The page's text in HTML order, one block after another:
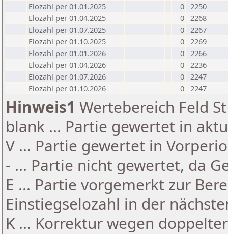
Elozahl per 01.01.2025
0 2250
Elozahl per 01.04.2025
0 2268
Elozahl per 01.07.2025
0 2267
Elozahl per 01.10.2025
0 2269
Elozahl per 01.01.2026
0 2266
Elozahl per 01.04.2026
0 2236
Elozahl per 01.07.2026
0 2247
Elozahl per 01.10.2026
0 2247
Hinweis1 Wertebereich Feld
blank ... Partie gewertet in
V ... Partie gewertet in
- ... Partie nicht gewertet, da
E ... Partie vorgemerkt zur
Einstiegselozahl in der
K ... Korrektur wegen